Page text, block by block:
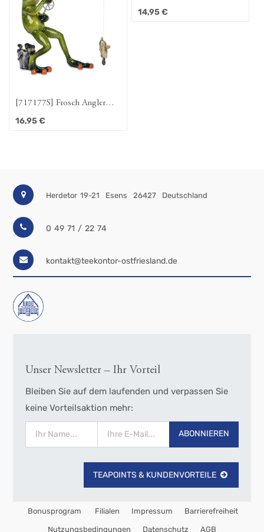
[717177S] Frosch Angler
stehend
16,95€
mit Bier
14,95€
Herdetor 19-21 Esens 26427 Deutschland
0 49 71 / 22 74
kontakt@teekontor-ostfriesland.de
Unser Newsletter – Ihr Vorteil
Bleiben Sie auf dem laufenden und verpassen Sie
keine Vorteilsaktion mehr:
ABONNIEREN
TEAPOINTS & KUNDENVORTEILE
Bonusprogram Filialen Impressum Barrierefreiheit
Nutzungsbedingungen Datenschutz AGB